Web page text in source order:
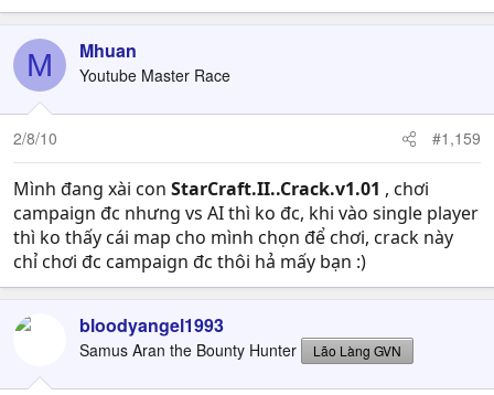
M Mhuan
Youtube Master Race
2/8/10 #1,159
Mình đang xài con StarCraft.II..Crack.v1.01 , chơi
campaign đc nhưng vs AI thì ko đc, khi vào single player
thì ko thấy cái map cho mình chọn để chơi, crack này
chỉ chơi đc campaign đc thôi hả mấy bạn :)
bloodyangel1993
Samus Aran the Bounty Hunter Lão Làng GVN